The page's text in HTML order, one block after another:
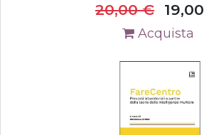
20,00€ 19,00
Acquista